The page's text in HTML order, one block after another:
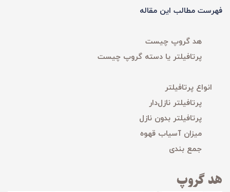
فهرست مطالب این مقاله
هد گروپ چیست
پرتافیلتر یا دسته گروپ چیست
انواع پرتافیلتر
پرتافیلتر نازل‌دار
پرتافیلتر بدون نازل
میزان آسیاب قهوه
جمع بندی
هد گروپ